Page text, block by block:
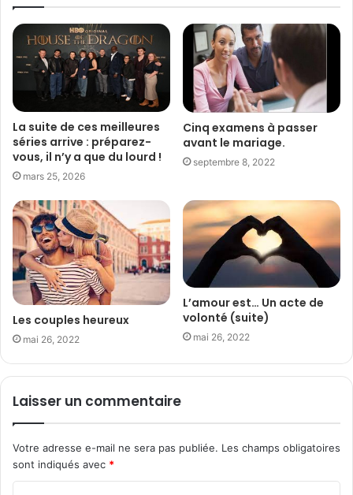
La suite de ces meilleures
séries arrive : préparez-
vous, il n’y a que du lourd !
mars 25, 2026
Cinq examens à passer
avant le mariage.
septembre 8, 2022
Les couples heureux
mai 26, 2022
L’amour est… Un acte de
volonté (suite)
mai 26, 2022
Laisser un commentaire
Votre adresse e-mail ne sera pas publiée. Les champs obligatoires
sont indiqués avec *